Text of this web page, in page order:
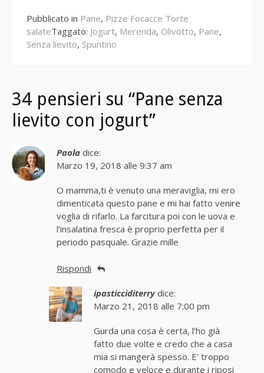
Pubblicato in Pane, Pizze Focacce Torte
salateTaggato: Jogurt, Merenda, Olivotto, Pane,
Senza lievito, Spuntino
34 pensieri su “Pane senza
lievito con jogurt”
Paola dice:
Marzo 19, 2018 alle 9:37 am
O mamma,ti è venuto una meraviglia, mi ero
dimenticata questo pane e mi hai fatto venire
voglia di rifarlo. La farcitura poi con le uova e
l’insalatina fresca è proprio perfetta per il
periodo pasquale. Grazie mille
Rispondi
ipasticciditerry dice:
Marzo 21, 2018 alle 7:00 pm
Gurda una cosa è certa, l’ho già
fatto due volte e credo che a casa
mia si mangerà spesso. E’ troppo
comodo e veloce e durante i riposi